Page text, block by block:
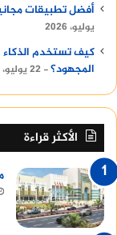
أفضل تطبيقات
يوليو، 2026
كيف تستخدم
المجهود؟ 22 يوليو، 2026
الأكثر قراءة